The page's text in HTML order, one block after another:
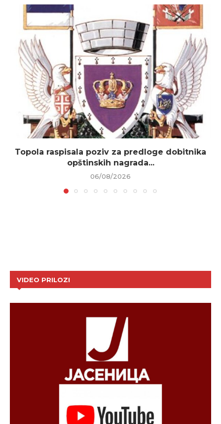
Topola raspisala poziv za predloge dobitnika
opštinskih nagrada...
06/08/2026
VIDEO PRILOZI